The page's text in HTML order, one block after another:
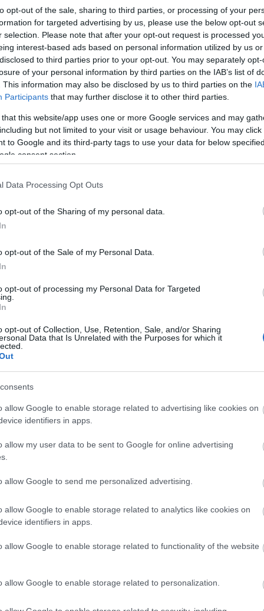
opt-out of the sale, sharing to third parties, or processing of your
for targeted advertising by us, please use the below opt-out
selection. Please note that after your opt-out request is processed
interest-based ads based on personal information utilized by us
to third parties prior to your opt-out. You may separately
of your personal information by third parties on the IAB’s list of
This information may also be disclosed by us to third parties on the
Participants that may further disclose it to other third parties.
that this website/app uses one or more Google services and may
but not limited to your visit or usage behaviour. You may
to Google and its third-party tags to use your data for below
consent section.
Data Processing Opt Outs
opt-out of the Sharing of my personal data.
opt-out of the Sale of my Personal Data.
opt-out of processing my Personal Data for Targeted
opt-out of Collection, Use, Retention, Sale, and/or Sharing
Data that Is Unrelated with the Purposes for which it
allow Google to enable storage related to advertising like cookies on
identifiers in apps.
allow my user data to be sent to Google for online advertising
allow Google to send me personalized advertising.
allow Google to enable storage related to analytics like cookies on
identifiers in apps.
allow Google to enable storage related to functionality of the website
allow Google to enable storage related to personalization.
elnök szerint lehet, hogy Irán
tanulja meg a leckét, így lehet,
az idő, amikor nem az
hanem kénytelenek leszünk
lezárni a
esetben az Iráni Iszlám
megszűnik létezni.
ismét nem biztonságos a közlekedés az
70 dollár alá csökkent, a piacok bíznak
is a hajóforgalom visszaállása és az iráni
a tűzszünetet
pénteken
szorosban közlekedő hajók
az Iránnal a tűzszüneti
„ostoba megsértésének”
megkérdezték tőle, hogy Iránnak
Trump az Ovális Irodában csak
„Majd meglátják.”
péntek reggel, az eset bekövetkezte után néhány